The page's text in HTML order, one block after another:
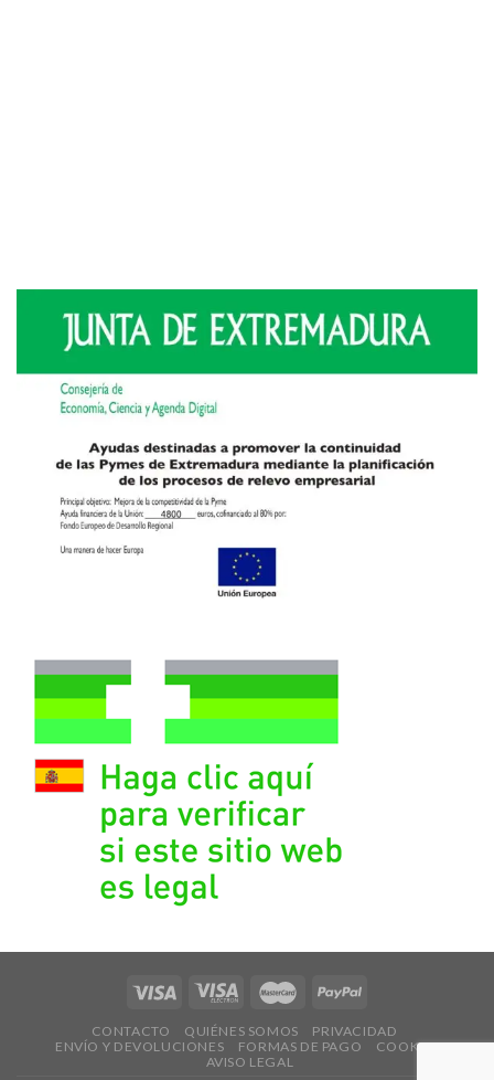
CONTACTO QUIÉNES SOMOS
PRIVACIDAD
ENVÍO Y DEVOLUCIONES
FORMAS DE PAGO
COOKIES
AVISO LEGAL